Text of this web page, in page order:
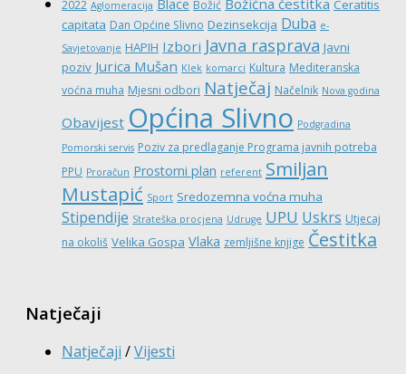
2022 Aglomeracija Blace Božić Božićna čestitka Ceratitis
capitata Dan Općine Slivno Dezinsekcija Duba e-
Savjetovanje HAPIH Izbori Javna rasprava Javni
poziv Jurica Mušan Klek komarci Kultura Mediteranska
voćna muha Mjesni odbori Natječaj Načelnik Nova godina
Obavijest Općina Slivno Podgradina
Pomorski servis Poziv za predlaganje Programa javnih potreba
PPU Proračun Prostorni plan referent Smiljan
Mustapić Sport Sredozemna voćna muha
Stipendije Strateška procjena Udruge UPU Uskrs Utjecaj
na okoliš Velika Gospa Vlaka zemljišne knjige Čestitka
Natječaji
Natječaji /Vijesti